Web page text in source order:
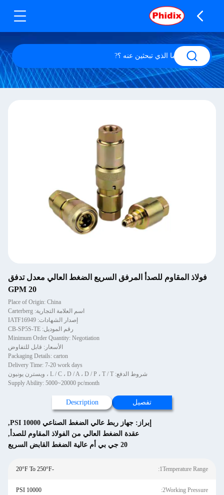
فولاذ المقاوم للصدأ المرفق السريع الضغط العالي معدل تدفق
20 GPM
Place of Origin: China
اسم العلامة التجارية: Carterberg
إصدار الشهادات: IATF16949
رقم الموديل: CB-SP5S-TE
Minimum Order Quantity: Negotiation
الأسعار: قابل للتفاوض
Packaging Details: carton
Delivery Time: 7-20 work days
شروط الدفع: L / C ، D / A ، D / P ، T / T ، ويسترن يونيون
Supply Ability: 5000~20000 pc/month
تفصيل Description
إبراز: جهاز ربط عالي الضغط الصناعي 10000 PSI
,
عقدة الضغط العالي من الفولاذ المقاوم للصدأ ,
20 جي بي أم عالية الضغط القابض السريع
1Temperature Range:
-20°F To 250°F
2Working Pressure:
10000 PSI